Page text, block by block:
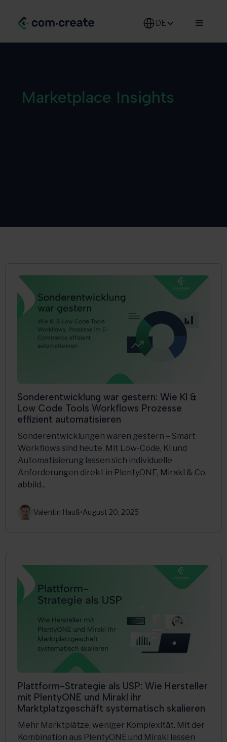
DE-DE
Marketplace Insights
Sonderentwicklung war gestern: Wie KI &
Low Code Tools Workflows Prozesse
effizient automatisieren
Sonderentwicklungen waren gestern – Smart
Workflows sind heute. Mit Low-Code, KI und
Automatisierung lassen sich individuelle
Anforderungen direkt in PlentyONE, Mirakl & Co.
abbild...
Valentin Hauß•August 20, 2025
Plattform-Strategie als USP: Wie Hersteller
mit PlentyONE und Mirakl ihr
Marktplatzgeschäft systematisch skalieren
Mehr Marktplätze, weniger Komplexität. Mit der
Kombination aus PlentyONE und Mirakl lassen